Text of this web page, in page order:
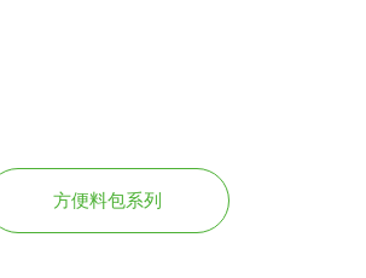
方便料包系列